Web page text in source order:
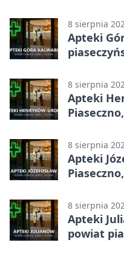
8 sierpnia
Apteki
8 sierpnia
Apteki
8 sierpnia
Apteki
8 sierpnia
Apteki
powiat